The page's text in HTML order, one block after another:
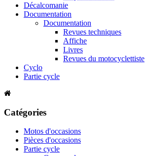
Décalcomanie
Documentation
Documentation
Revues techniques
Affiche
Livres
Revues du motocyclettiste
Cyclo
Partie cycle
Catégories
Motos d'occasions
Pièces d'occasions
Partie cycle